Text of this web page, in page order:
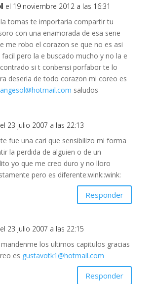
el 19 noviembre 2012 a las 16:31
tomas te importaria compartir tu
con una enamorada de esa serie
me robo el corazon se que no es asi
facil pero la e buscado mucho y no la e
si t conbensi porfabor te lo
deseria de todo corazon mi coreo es
saludos
el 23 julio 2007 a las 22:13
fue una cari que sensibilizo mi forma
la perdida de alguien o de un
yo que me creo duro y no lloro
pero es diferente:wink::wink:
Responder
el 23 julio 2007 a las 22:15
los ultimos capitulos gracias
es gustavotk1@hotmail.com
Responder